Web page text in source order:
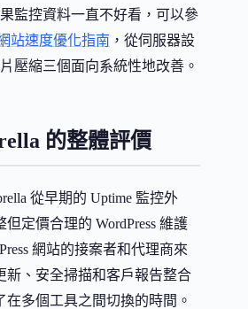
果監控資料一直不好看，可以參
站速度優化指南 ，從伺服器設
壓縮三個面向系統性地改善。
的整體評價
從早期的 Uptime 監控外
定價合理的 WordPress 維護
網站的接案者和代理商來
新、安全掃描和客戶報告整合
多個工具之間切換的時間。